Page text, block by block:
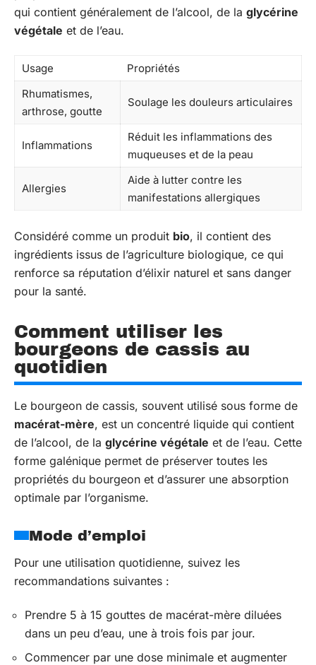
qui contient généralement de l’alcool, de la glycérine
végétale et de l’eau.
Usage
Propriétés
Rhumatismes,
arthrose, goutte
Soulage les douleurs articulaires
Inflammations
Réduit les inflammations des
muqueuses et de la peau
Allergies
Aide à lutter contre les
manifestations allergiques
Considéré comme un produit bio, il contient des
ingrédients issus de l’agriculture biologique, ce qui
renforce sa réputation d’élixir naturel et sans danger
pour la santé.
Comment utiliser les
bourgeons de cassis au
quotidien
Le bourgeon de cassis, souvent utilisé sous forme de
macérat-mère, est un concentré liquide qui contient
de l’alcool, de la glycérine végétale et de l’eau. Cette
forme galénique permet de préserver toutes les
propriétés du bourgeon et d’assurer une absorption
optimale par l’organisme.
Mode d’emploi
Pour une utilisation quotidienne, suivez les
recommandations suivantes :
Prendre 5 à 15 gouttes de macérat-mère diluées
dans un peu d’eau, une à trois fois par jour.
Commencer par une dose minimale et augmenter